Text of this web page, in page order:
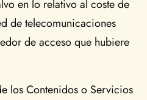
en lo relativo al coste de
de telecomunicaciones
de acceso que hubiere
los Contenidos o Servicios